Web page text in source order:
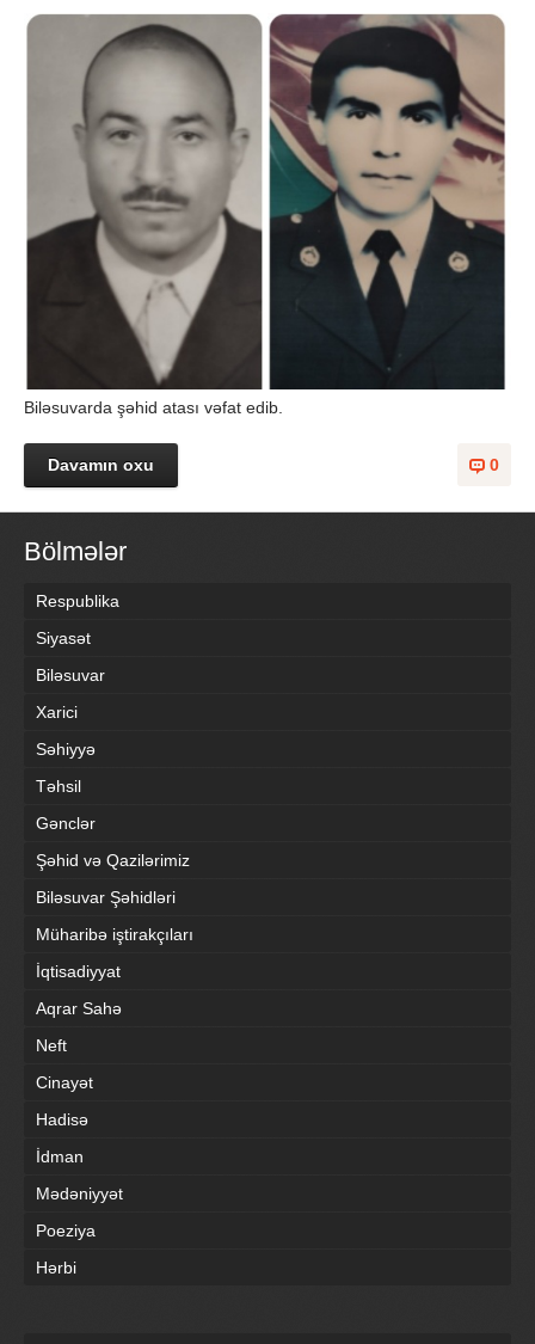
Biləsuvarda şəhid atası vəfat edib.
0
Davamın oxu
Bölmələr
Respublika
Siyasət
Biləsuvar
Xarici
Səhiyyə
Təhsil
Gənclər
Şəhid və Qazilərimiz
Biləsuvar Şəhidləri
Müharibə iştirakçıları
İqtisadiyyat
Aqrar Sahə
Neft
Cinayət
Hadisə
İdman
Mədəniyyət
Poeziya
Hərbi